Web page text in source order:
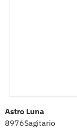
Astro Luna
8976Sagitario